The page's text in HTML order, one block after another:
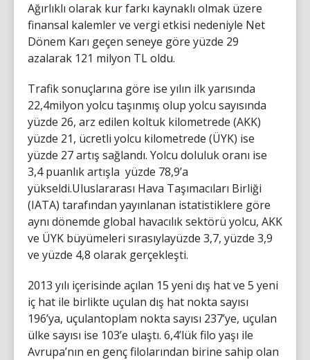
Ağırlıklı olarak kur farkı kaynaklı olmak üzere
finansal kalemler ve vergi etkisi nedeniyle Net
Dönem Karı geçen seneye göre yüzde 29
azalarak 121 milyon TL oldu.
Trafik sonuçlarına göre ise yılın ilk yarısında
22,4milyon yolcu taşınmış olup yolcu sayısında
yüzde 26, arz edilen koltuk kilometrede (AKK)
yüzde 21, ücretli yolcu kilometrede (ÜYK) ise
yüzde 27 artış sağlandı. Yolcu doluluk oranı ise
3,4 puanlık artışla yüzde 78,9’a
yükseldi.Uluslararası Hava Taşımacıları Birliği
(IATA) tarafından yayınlanan istatistiklere göre
aynı dönemde global havacılık sektörü yolcu, AKK
ve ÜYK büyümeleri sırasıylayüzde 3,7, yüzde 3,9
ve yüzde 4,8 olarak gerçekleşti.
2013 yılı içerisinde açılan 15 yeni dış hat ve 5 yeni
iç hat ile birlikte uçulan dış hat nokta sayısı
196’ya, uçulantoplam nokta sayısı 237’ye, uçulan
ülke sayısı ise 103’e ulaştı. 6,4’lük filo yaşı ile
Avrupa’nın en genç filolarından birine sahip olan